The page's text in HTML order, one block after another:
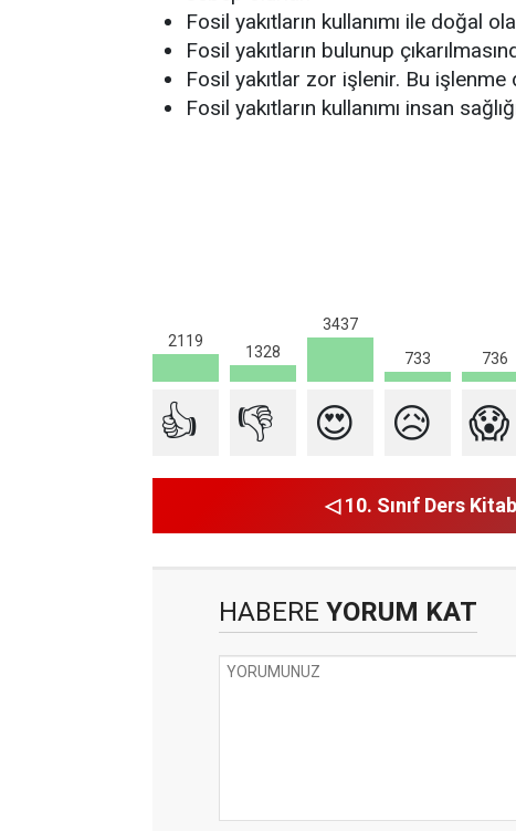
Fosil yakıtların kullanımı ile doğal
Fosil yakıtların bulunup
Fosil yakıtlar zor işlenir. Bu işlenme
Fosil yakıtların kullanımı insan
2119
1328
3437
733
736
👍 👎 😍 😥 😱
◁ 10. Sınıf Ders
HABERE YORUM KAT